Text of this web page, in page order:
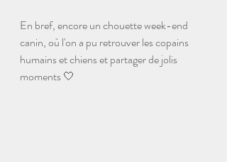
En bref, encore un chouette week-end
canin, où l'on a pu retrouver les copains
humains et chiens et partager de jolis
moments 🤍